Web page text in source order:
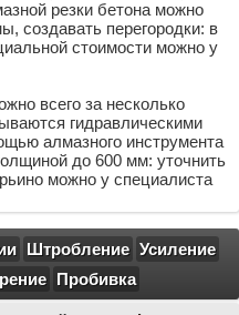
резки бетона можно
создавать перегородки: в
стоимости можно у
всего за несколько
гидравлическими
алмазного инструмента
до 600 мм: уточнить
можно у специалиста
Штробление Усиление
Пробивка